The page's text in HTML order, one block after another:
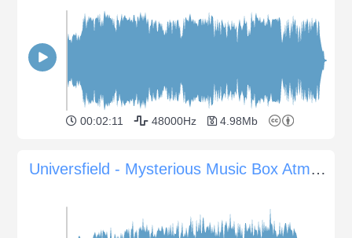
00:02:11 48000Hz 4.98Mb
Universfield - Mysterious Music Box Atmosphere